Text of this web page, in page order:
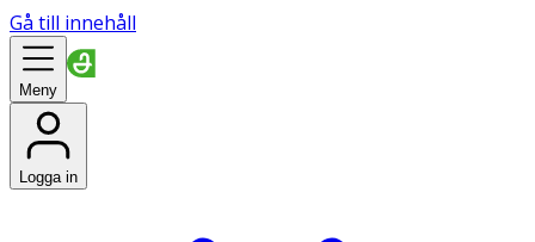
Gå till innehåll
Meny
Logga in